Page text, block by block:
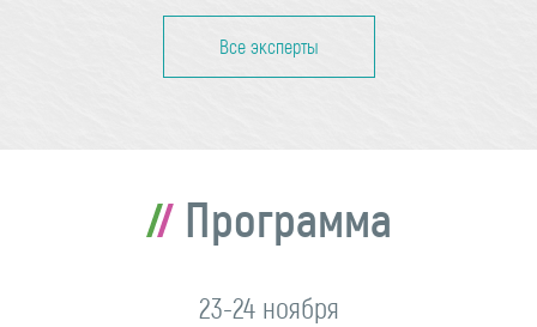
Все эксперты
Программа
23-24 ноября